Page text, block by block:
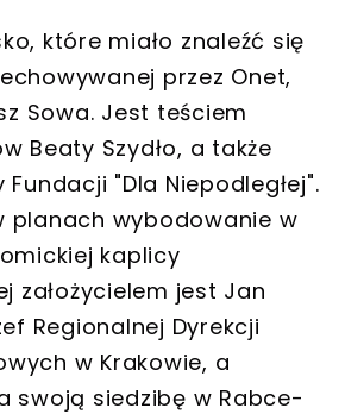
które miało znaleźć się
przez Onet,
Sowa. Jest teściem
Beaty Szydło, a także
Fundacji "Dla Niepodległej".
planach wybodowanie w
kaplicy
założycielem jest Jan
Regionalnej Dyrekcji
w Krakowie, a
swoją siedzibę w Rabce-